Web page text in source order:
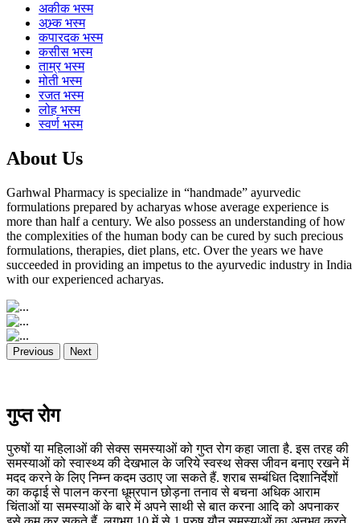
अकीकभस्म
अभ्र्क भस्म
कपारदक भस्म
कसीस भस्म
ताम्र भस्म
मोती भस्म
रजत भस्म
लोह भस्म
स्वर्ण भस्म
About Us
Garhwal Pharmacy is specialize in “handmade” ayurvedic
formulations prepared by acharyas whose average experience is
more than half a century. We also possess an understanding of how
the complexities of the human body can be cured by such precious
formulations, therapies, diet plans, etc. Over the years we have
succeeded in providing an impetus to the ayurvedic industry in India
with our experienced acharyas.
Previous Next
गुप्त रोग
पुरुषों या महिलाओं की सेक्स समस्याओं को गुप्त रोग कहा जाता है. इस तरह की
समस्याओं को स्वास्थ्य की देखभाल के जरिये स्वस्थ सेक्स जीवन बनाए रखने में
मदद करने के लिए निम्न कदम उठाए जा सकते हैं. शराब सम्बंधित दिशानिर्देशों
का कढ़ाई से पालन करना धूम्रपान छोड़ना तनाव से बचना अधिक आराम
चिंताओं या समस्याओं के बारे में अपने साथी से बात करना आदि को अपनाकर